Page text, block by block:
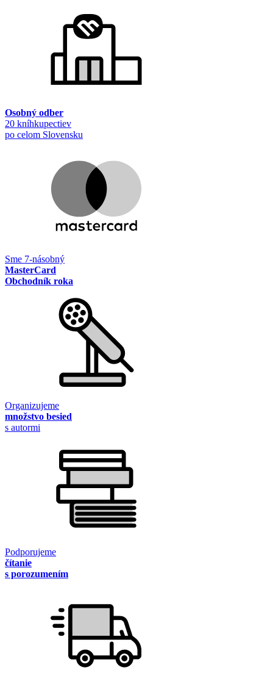
Osobný odber
20 kníhkupectiev
po celom Slovensku
Sme 7-násobný
MasterCard
Obchodník roka
Organizujeme
množstvo besied
s autormi
Podporujeme
čítanie
s porozumením